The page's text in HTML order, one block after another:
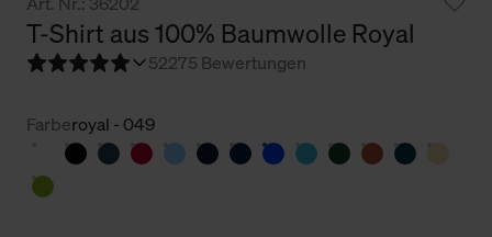
T-Shirt aus 100% Baumwolle Royal
52275 Bewertungen
Farberoyal - 049